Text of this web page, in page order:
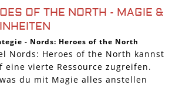
OF THE NORTH - MAGIE &
- Nords: Heroes of the North
Nords: Heroes of the North kannst
eine vierte Ressource zugreifen.
du mit Magie alles anstellen